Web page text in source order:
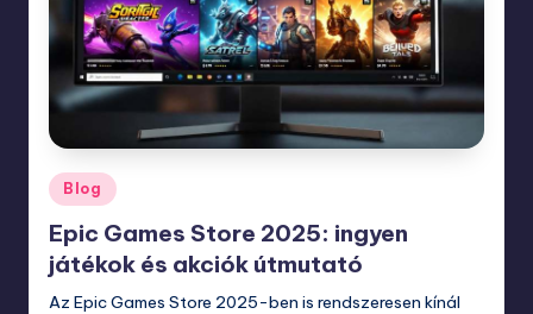
Posted
in
Blog
Epic Games Store 2025: ingyen
játékok és akciók útmutató
Az Epic Games Store 2025-ben is rendszeresen kínál